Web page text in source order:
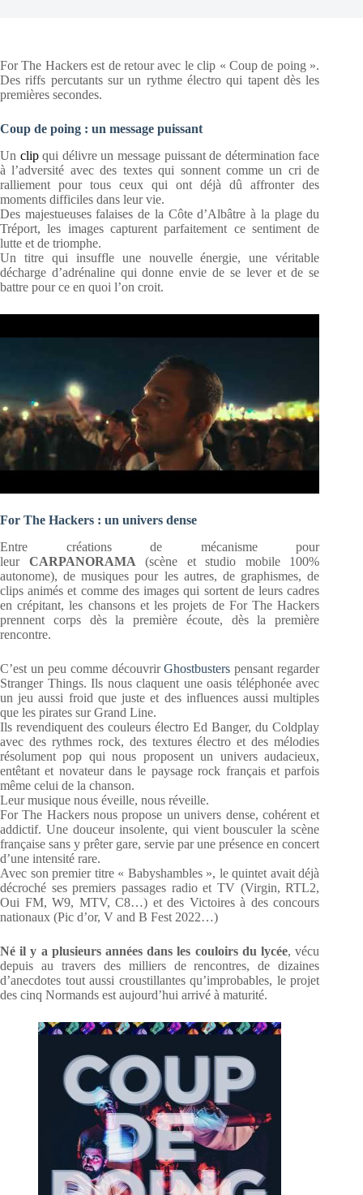
For The Hackers est de retour avec le clip « Coup de poing ».
Des riffs percutants sur un rythme électro qui tapent dès les
premières secondes.
Coup de poing : un message puissant
Un clipqui délivre un message puissant de détermination face
à l’adversité avec des textes qui sonnent comme un cri de
ralliement pour tous ceux qui ont déjà dû affronter des
moments difficiles dans leur vie.
Des majestueuses falaises de la Côte d’Albâtre à la plage du
Tréport, les images capturent parfaitement ce sentiment de
lutte et de triomphe.
Un titre qui insuffle une nouvelle énergie, une véritable
décharge d’adrénaline qui donne envie de se lever et de se
battre pour ce en quoi l’on croit.
For The Hackers : un univers dense
Entre créations de mécanisme pour
leur CARPANORAMA (scène et studio mobile 100%
autonome), de musiques pour les autres, de graphismes, de
clips animés et comme des images qui sortent de leurs cadres
en crépitant, les chansons et les projets de For The Hackers
prennent corps dès la première écoute, dès la première
rencontre.
C’est un peu comme découvrirGhostbusters pensant regarder
Stranger Things. Ils nous claquent une oasis téléphonée avec
un jeu aussi froid que juste et des influences aussi multiples
que les pirates sur Grand Line.
Ils revendiquent des couleurs électro Ed Banger, du Coldplay
avec des rythmes rock, des textures électro et des mélodies
résolument pop qui nous proposent un univers audacieux,
entêtant et novateur dans le paysage rock français et parfois
même celui de la chanson.
Leur musique nous éveille, nous réveille.
For The Hackers nous propose un univers dense, cohérent et
addictif. Une douceur insolente, qui vient bousculer la scène
française sans y prêter gare, servie par une présence en concert
d’une intensité rare.
Avec son premier titre « Babyshambles », le quintet avait déjà
décroché ses premiers passages radio et TV (Virgin, RTL2,
Oui FM, W9, MTV, C8…) et des Victoires à des concours
nationaux (Pic d’or, V and B Fest 2022…)
Né il y a plusieurs années dans les couloirs du lycée, vécu
depuis au travers des milliers de rencontres, de dizaines
d’anecdotes tout aussi croustillantes qu’improbables, le projet
des cinq Normands est aujourd’hui arrivé à maturité.